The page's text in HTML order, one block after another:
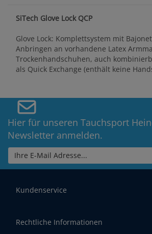
SiTech Glove Lock QCP
Glove Lock: Komplettsystem mit
Anbringen an vorhandene Latex
Trockenhandschuhen, auch
als Quick Exchange (enthält keine
Hier für unseren Tauchsport
Newsletter anmelden.
Ihre E-Mail Adresse...
Kundenservice
Rechtliche Informationen